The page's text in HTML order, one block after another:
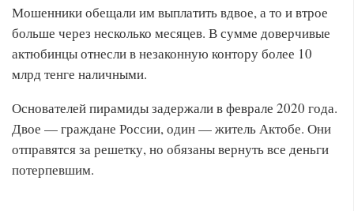
Мошенники обещали им выплатить вдвое, а то и втрое
больше через несколько месяцев. В сумме доверчивые
актюбинцы отнесли в незаконную контору более 10
млрд тенге наличными.
Основателей пирамиды задержали в феврале 2020 года.
Двое — граждане России, один — житель Актобе. Они
отправятся за решетку, но обязаны вернуть все деньги
потерпевшим.